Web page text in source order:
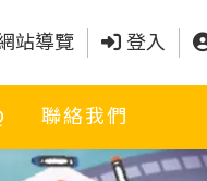
站導覽 登入
聯絡我們